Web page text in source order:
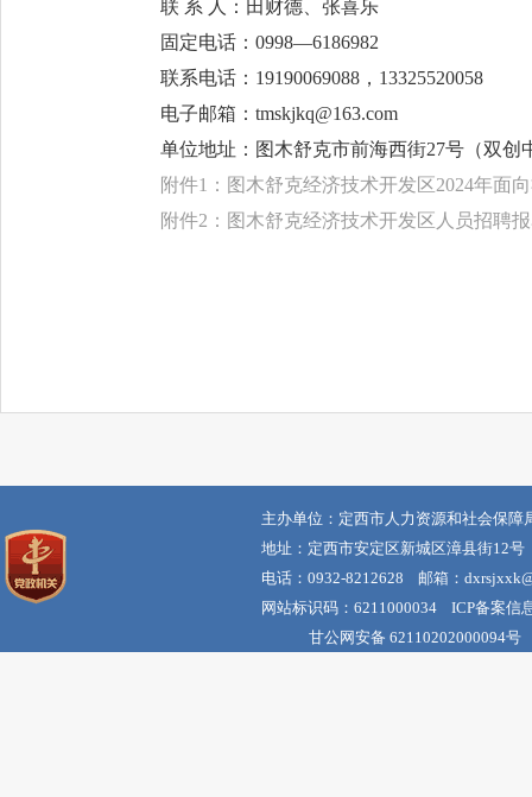
联 系 人：田财德、张喜乐
固定电话：0998—6186982
联系电话：19190069088，13325520058
电子邮箱：tmskjkq@163.com
单位地址：图木舒克市前海西街27号（双创
附件1：图木舒克经济技术开发区2024年面
附件2：图木舒克经济技术开发区人员招聘
主办单位：定西市人力资源和社会保障
地址：定西市安定区新城区漳县街12号
电话：0932-8212628 邮箱：
网站标识码：6211000034 ICP备案信
甘公网安备 62110202000094号